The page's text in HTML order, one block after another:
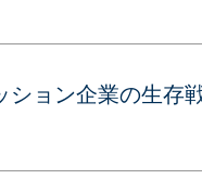
ション企業の生